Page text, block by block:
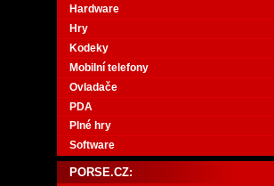
Hardware
Hry
Kodeky
Mobilní telefony
Ovladače
PDA
Plné hry
Software
PORSE.CZ: